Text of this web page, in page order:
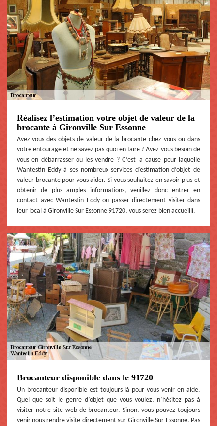
Réalisez l’estimation votre objet de valeur de la
brocante à Gironville Sur Essonne
Avez-vous des objets de valeur de la brocante chez vous ou dans
votre entourage et ne savez pas quoi en faire ? Avez-vous besoin de
vous en débarrasser ou les vendre ? C’est la cause pour laquelle
Wantestin Eddy à ses nombreux services d’estimation d’objet de
valeur brocante pour vous aider. Si vous souhaitez en savoir-plus et
obtenir de plus amples informations, veuillez donc entrer en
contact avec Wantestin Eddy ou passer directement visiter dans
leur local à Gironville Sur Essonne 91720, vous serez bien accueilli.
Brocanteur disponible dans le 91720
Un brocanteur disponible est toujours là pour vous venir en aide.
Quel que soit le genre d’objet que vous voulez, n’hésitez pas à
visiter notre site web de brocanteur. Sinon, vous pouvez toujours
venir nous rendre visite directement sur Gironville Sur Essonne. Pas